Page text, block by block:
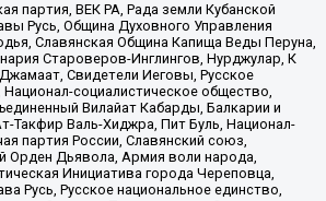
партия, ВЕК РА, Рада земли Кубанской
Русь, Община Духовного Управления
Славянская Община Капища Веды Перуна,
Староверов-Инглингов, Нурджулар, К
Свидетели Иеговы, Русское
социалистическое общество,
Вилайат Кабарды, Балкарии и
Такфир Валь-Хиджра, Пит Буль, Национал-
партия России, Славянский союз,
Орден Дьявола, Армия воли народа,
Инициатива города Череповца,
Русь, Русское национальное единство,